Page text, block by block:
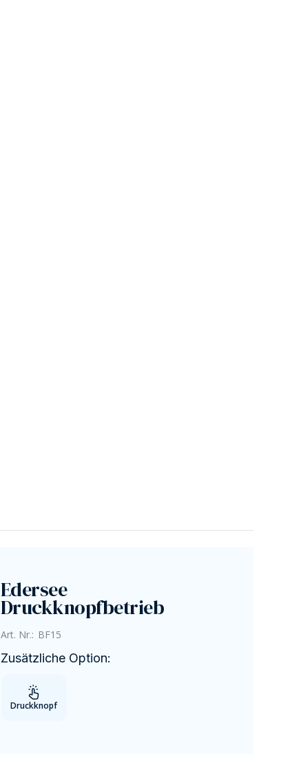
Edersee
Druckknopfbetrieb
Art. Nr.: BF15
Zusätzliche Option:
Druckknopf